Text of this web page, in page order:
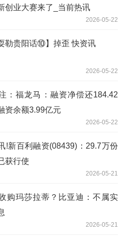
创业大赛来了_当前热讯
2026-05-22
勒贵阳话⑩】掉歪 快资讯
2026-05-22
：福龙马：融资净偿还184.42
资余额3.99亿元
2026-05-22
!新百利融资(08439)：29.7万份
获行使
2026-05-21
购玛莎拉蒂？比亚迪：不属实
2026-05-21